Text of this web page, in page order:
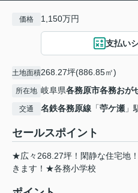
価格 1,150万円
支払い
土地面積268.27坪(886.85㎡)
所在地 岐阜県各務原市各務おが
交通 名鉄各務原線 「苧ケ瀬 」
セールスポイント
★広々268.27坪！閑静な住宅地
きます！★各務小学校